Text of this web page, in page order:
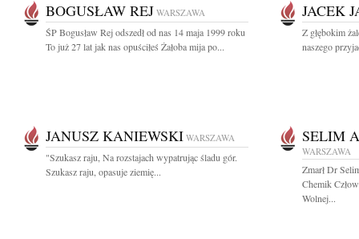
BOGUSŁAW REJ WARSZAWA
ŚP Bogusław Rej odszedł od nas 14 maja 1999 roku
To już 27 lat jak nas opuściłeś Żałoba mija po...
JACEK
Z głębokim
naszego
JANUSZ KANIEWSKI WARSZAWA
"Szukasz raju, Na rozstajach wypatrując śladu gór.
Szukasz raju, opasuje ziemię...
SELIM
WARSZAWA
Zmarł Dr
Chemik
Wolnej...